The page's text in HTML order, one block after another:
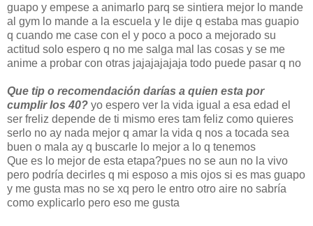
guapo y empese a animarlo parq se sintiera mejor lo mande
al gym lo mande a la escuela y le dije q estaba mas guapio
q cuando me case con el y poco a poco a mejorado su
actitud solo espero q no me salga mal las cosas y se me
anime a probar con otras jajajajajaja todo puede pasar q no
Que tip o recomendación darías a quien esta por
cumplir los 40? yo espero ver la vida igual a esa edad el
ser freliz depende de ti mismo eres tam feliz como quieres
serlo no ay nada mejor q amar la vida q nos a tocada sea
buen o mala ay q buscarle lo mejor a lo q tenemos
Que es lo mejor de esta etapa?pues no se aun no la vivo
pero podría decirles q mi esposo a mis ojos si es mas guapo
y me gusta mas no se xq pero le entro otro aire no sabría
como explicarlo pero eso me gusta